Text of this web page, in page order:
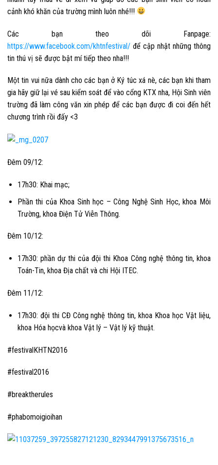
cảnh khó khăn của trường mình luôn nhé!!!
Các bạn theo dõi Fanpage:
https://www.facebook.com/khtnfestival/ để cập nhật những thông
tin thú vị sẽ được bật mí tiếp theo nha!!!
Một tin vui nữa dành cho các bạn ở Ký túc xá nè, các bạn khi tham
gia hãy giữ lại vé sau kiểm soát để vào cổng KTX nha, Hội Sinh viên
trường đã làm công văn xin phép để các bạn được đi coi đến hết
chương trình rồi đấy <3
Đêm 09/12:
17h30: Khai mạc;
Phần thi của Khoa Sinh học – Công Nghệ Sinh Học, khoa Môi
Trường, khoa Điện Tử Viễn Thông.
Đêm 10/12:
17h30: phần dự thi của đội thi Khoa Công nghệ thông tin, khoa
Toán-Tin, khoa Địa chất và chi Hội ITEC.
Đêm 11/12:
17h30: đội thi CĐ Công nghệ thông tin, khoa Khoa học Vật liệu,
khoa Hóa họcvà khoa Vật lý – Vật lý kỹ thuật.
#festivalKHTN2016
#festival2016
#breaktherules
#phabomoigioihan